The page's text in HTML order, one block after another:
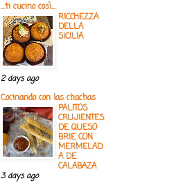
...ti cucino così...
RICCHEZZA
DELLA
SICILIA
2 days ago
Cocinando con las chachas
PALITOS
CRUJIENTES
DE QUESO
BRIE CON
MERMELAD
A DE
CALABAZA
3 days ago